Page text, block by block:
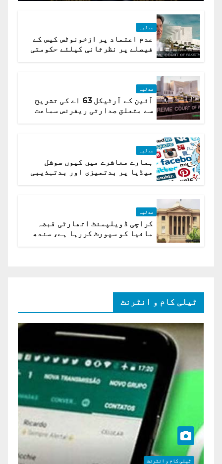
عدلیہ
عدم اعتماد پر ازخونوٹس کیس کے
فیصلے پر نظرثانی کیلئے حکومتی
عدلیہ
آئین کے آرٹیکل 63 اے کی تشریح
سے متعلق صدارتی ریفرنس سماعت
عدلیہ
ہمارے معاشرے میں کیوں سوشل
میڈیا پر بدتمیزی اور بدتہذیبی
عدلیہ
کراچی ڈویلپمنٹ اتھارٹی قبضہ
مافیا کو سپورٹ کررہا ہے، سندھ
ٹیلی کام و انٹرنٹ
ٹیلی کام و انٹرنٹ